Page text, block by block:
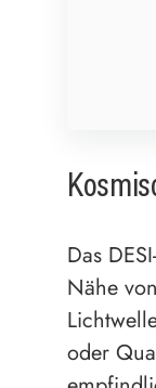
Das
Nähe
oder